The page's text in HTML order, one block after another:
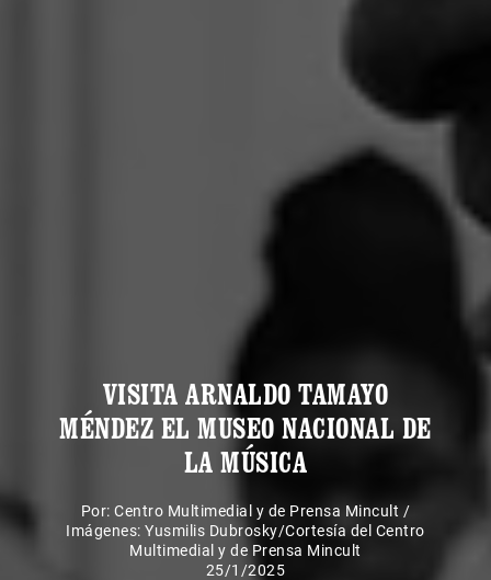
VISITA ARNALDO TAMAYO
MÉNDEZ EL MUSEO NACIONAL DE
LA MÚSICA
Por:Centro Multimedial y de Prensa Mincult /
Imágenes: Yusmilis Dubrosky/Cortesía del Centro
Multimedial y de Prensa Mincult
25/1/2025